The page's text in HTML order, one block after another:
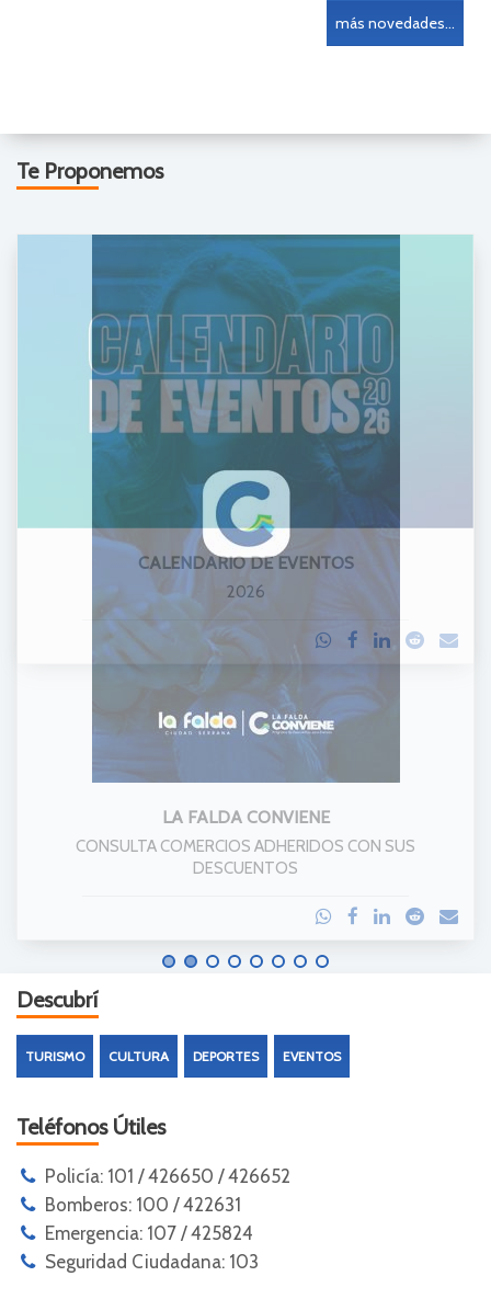
más novedades...
Te Proponemos
LA FALDA CONVIENE
CONSULTA COMERCIOS ADHERIDOS CON SUS
DESCUENTOS
CALENDARIO DE EVENTOS
2026
Descubrí
TURISMO CULTURA DEPORTES EVENTOS
Teléfonos Útiles
Policía: 101 / 426650 / 426652
Bomberos: 100 / 422631
Emergencia: 107 / 425824
Seguridad Ciudadana: 103